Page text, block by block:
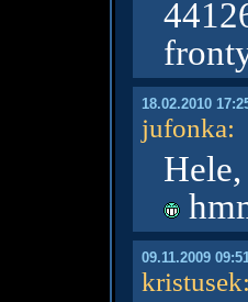
18.02.2010
jufonka:
09.11.2009
kristusek: